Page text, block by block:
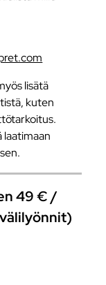
lisätä
kuten
laatimaan
49 € /